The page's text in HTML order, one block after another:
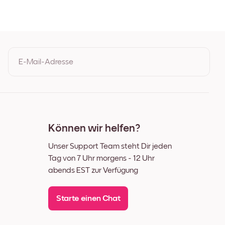
E-Mail-Adresse
Können wir helfen?
Unser Support Team steht Dir jeden
Tag von 7 Uhr morgens - 12 Uhr
abends EST zur Verfügung
Starte einen Chat